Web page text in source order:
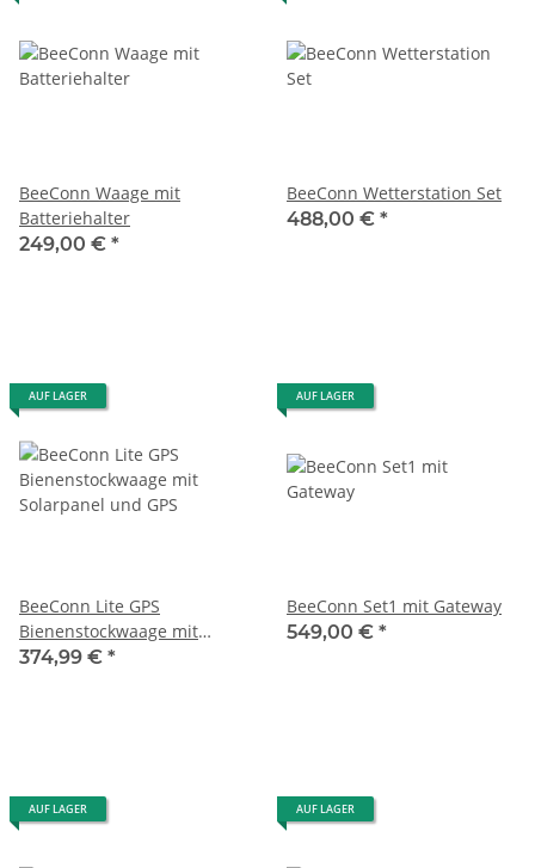
BeeConn Waage mit
Batteriehalter
249,00 € *
BeeConn Wetterstation Set
488,00 € *
AUF LAGER
BeeConn Lite GPS
Bienenstockwaage mit
Solarpanel und GPS
374,99 € *
AUF LAGER
BeeConn Set1 mit Gateway
549,00 € *
AUF LAGER AUF LAGER